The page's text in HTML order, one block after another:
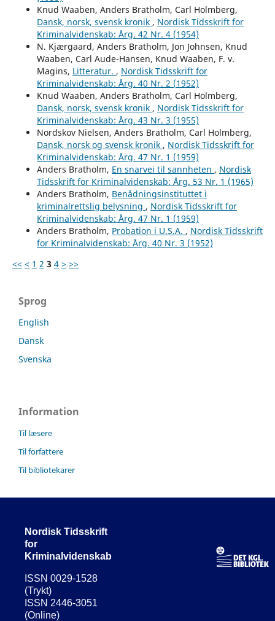
Knud Waaben, Anders Bratholm, Carl Holmberg,
Dansk, norsk, svensk kronik , Nordisk Tidsskrift for
Kriminalvidenskab: Årg. 42 Nr. 4 (1954)
N. Kjærgaard, Anders Bratholm, Jon Johnsen, Knud
Waaben, Carl Aude-Hansen, Knud Waaben, F. v.
Magins, Litteratur. , Nordisk Tidsskrift for
Kriminalvidenskab: Årg. 40 Nr. 2 (1952)
Knud Waaben, Anders Bratholm, Carl Holmberg,
Dansk, norsk, svensk kronik , Nordisk Tidsskrift for
Kriminalvidenskab: Årg. 43 Nr. 3 (1955)
Nordskov Nielsen, Anders Bratholm, Carl Holmberg,
Dansk, norsk og svensk kronik , Nordisk Tidsskrift for
Kriminalvidenskab: Årg. 47 Nr. 1 (1959)
Anders Bratholm, En snarvei til sannheten , Nordisk
Tidsskrift for Kriminalvidenskab: Årg. 53 Nr. 1 (1965)
Anders Bratholm, Benådningsinstituttet i
kriminalrettslig belysning , Nordisk Tidsskrift for
Kriminalvidenskab: Årg. 47 Nr. 1 (1959)
Anders Bratholm, Probation i U.S.A. , Nordisk Tidsskrift
for Kriminalvidenskab: Årg. 40 Nr. 3 (1952)
<< < 1 2 3 4 > >>
Sprog
English
Dansk
Svenska
Information
Til læsere
Til forfattere
Til bibliotekarer
Nordisk Tidsskrift
for
Kriminalvidenskab
ISSN 0029-1528
(Trykt)
ISSN 2446-3051
(Online)